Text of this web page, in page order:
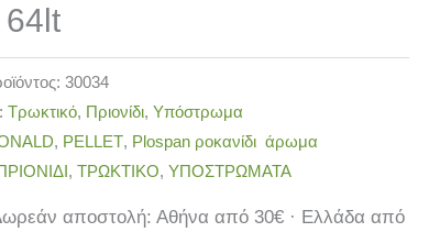
30034
Τρωκτικό, Πριονίδι, Υπόστρωμα
, PELLET, Plospan ροκανίδι άρωμα
, ΤΡΩΚΤΙΚΟ, ΥΠΟΣΤΡΩΜΑΤΑ
αποστολή: Αθήνα από 30€ · Ελλάδα από